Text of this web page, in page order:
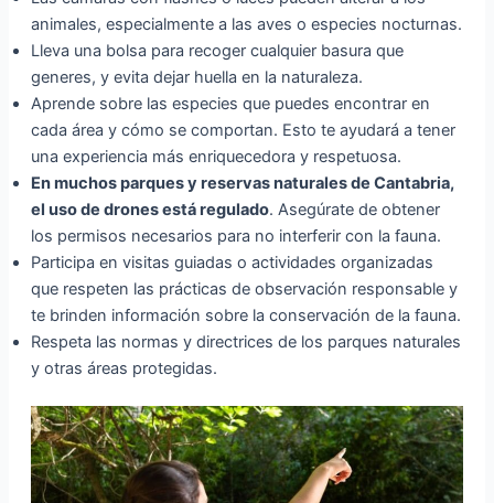
animales, especialmente a las aves o especies nocturnas.
Lleva una bolsa para recoger cualquier basura que
generes, y evita dejar huella en la naturaleza.
Aprende sobre las especies que puedes encontrar en
cada área y cómo se comportan. Esto te ayudará a tener
una experiencia más enriquecedora y respetuosa.
En muchos parques y reservas naturales de Cantabria,
el uso de drones está regulado. Asegúrate de obtener
los permisos necesarios para no interferir con la fauna.
Participa en visitas guiadas o actividades organizadas
que respeten las prácticas de observación responsable y
te brinden información sobre la conservación de la fauna.
Respeta las normas y directrices de los parques naturales
y otras áreas protegidas.